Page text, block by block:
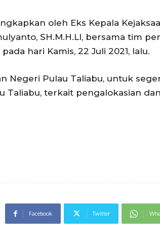
oleh Eks Kepala
SH.M.H.LI, bersama tim
hari Kamis, 22 Juli 2021, lalu.
Negeri Pulau Taliabu, untuk
Taliabu, terkait pengalokasian
Facebook Twitter